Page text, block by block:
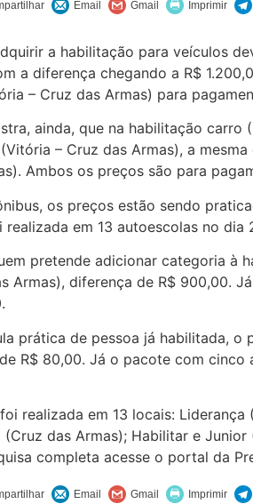
a habilitação para veículos
a diferença chegando a R$
– Cruz das Armas) para
ainda, que na habilitação
– Cruz das Armas), a
Ambos os preços são para
os preços estão sendo
realizada em 13 autoescolas no dia
pretende adicionar categoria à
Armas), diferença de R$ 900,00.
prática de pessoa já habilitada,
R$ 80,00. Já o pacote com
realizada em 13 locais:
das Armas); Habilitar e
completa acesse o portal da